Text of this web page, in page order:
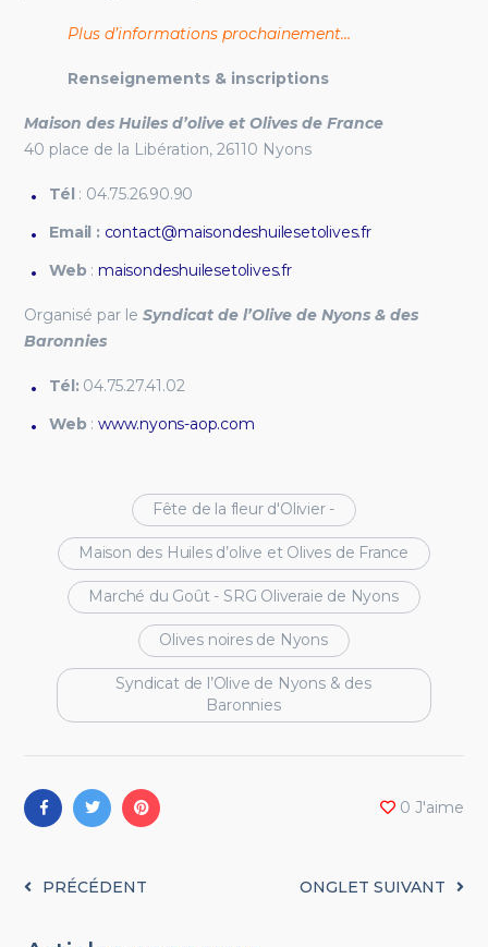
Plus d’informations prochainement…
Renseignements & inscriptions
Maison des Huiles d’olive et Olives de France
40 place de la Libération, 26110 Nyons
Tél: 04.75.26.90.90
Email : contact@maisondeshuilesetolives.fr
Web : maisondeshuilesetolives.fr
Organisé par leSyndicat de l’Olive de Nyons & des
Baronnies
Tél: 04.75.27.41.02
Web :www.nyons-aop.com
Fête de la fleur d'Olivier -
Maison des Huiles d’olive et Olives de France
Marché du Goût - SRG Oliveraie de Nyons
Olives noires de Nyons
Syndicat de l’Olive de Nyons & des
Baronnies
0 J'aime
PRÉCÉDENT ONGLET SUIVANT